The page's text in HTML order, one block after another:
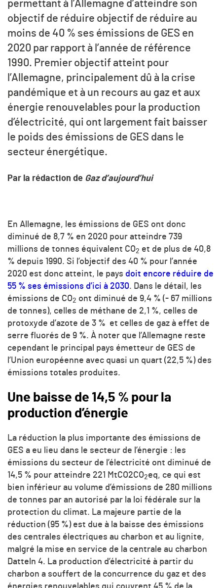
permettant à l’Allemagne d’atteindre son
objectif de réduire objectif de réduire au
moins de 40 % ses émissions de GES en
2020 par rapport à l’année de référence
1990. Premier objectif atteint pour
l’Allemagne, principalement dû à la crise
pandémique et à un recours au gaz et aux
énergie renouvelables pour la production
d’électricité, qui ont largement fait baisser
le poids des émissions de GES dans le
secteur énergétique.
Par la rédaction de Gaz d’aujourd’hui
En Allemagne, les émissions de GES ont donc
diminué de 8,7 % en 2020 pour atteindre 739
millions de tonnes équivalent CO2 et de plus de 40,8
% depuis 1990. Si l’objectif des 40 % pour l’année
2020 est donc atteint, le pays doit encore réduire de
55 % ses émissions d’ici à 2030. Dans le détail, les
émissions de CO2 ont diminué de 9,4 % (- 67 millions
de tonnes), celles de méthane de 2,1 %, celles de
protoxyde d’azote de 3 % et celles de gaz à effet de
serre fluorés de 9 %. À noter que l’Allemagne reste
cependant le principal pays émetteur de GES de
l’Union européenne avec quasi un quart (22,5 %) des
émissions totales produites.
Une baisse de 14,5 % pour la
production d’énergie
La réduction la plus importante des émissions de
GES a eu lieu dans le secteur de l’énergie : les
émissions du secteur de l’électricité ont diminué de
14,5 % pour atteindre 221 MtCO2CO2eq, ce qui est
bien inférieur au volume d’émissions de 280 millions
de tonnes par an autorisé par la loi fédérale sur la
protection du climat. La majeure partie de la
réduction (95 %) est due à la baisse des émissions
des centrales électriques au charbon et au lignite,
malgré la mise en service de la centrale au charbon
Datteln 4. La production d’électricité à partir du
charbon a souffert de la concurrence du gaz et des